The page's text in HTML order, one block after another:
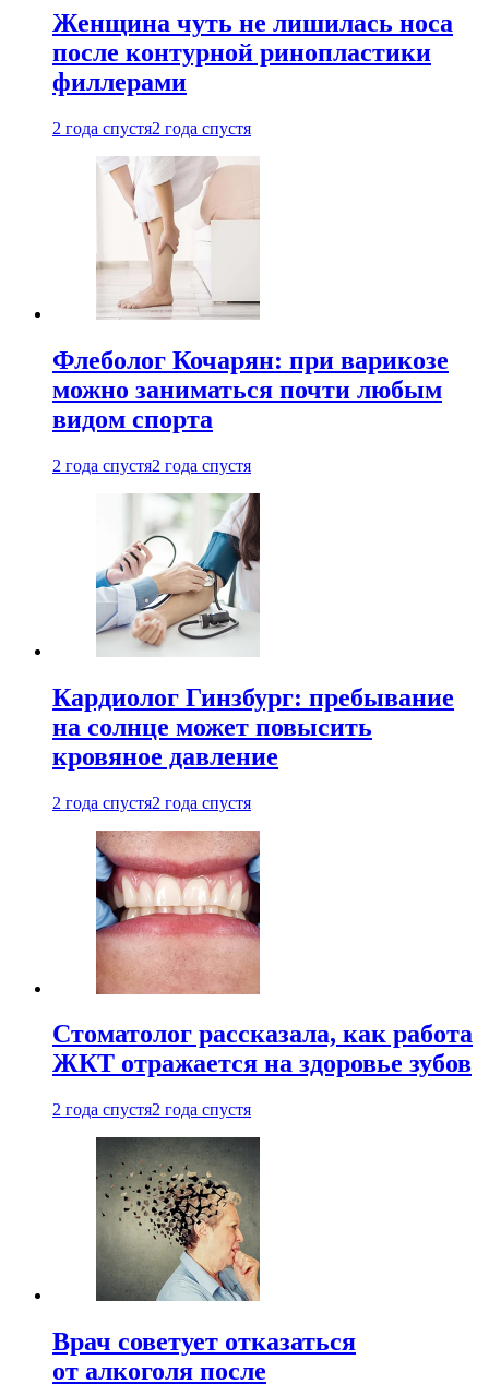
Женщина чуть не лишилась носа
после контурной ринопластики
филлерами
2 года спустя2 года спустя
Флеболог Кочарян: при варикозе
можно заниматься почти любым
видом спорта
2 года спустя2 года спустя
Кардиолог Гинзбург: пребывание
на солнце может повысить
кровяное давление
2 года спустя2 года спустя
Стоматолог рассказала, как работа
ЖКТ отражается на здоровье зубов
2 года спустя2 года спустя
Врач советует отказаться
от алкоголя после